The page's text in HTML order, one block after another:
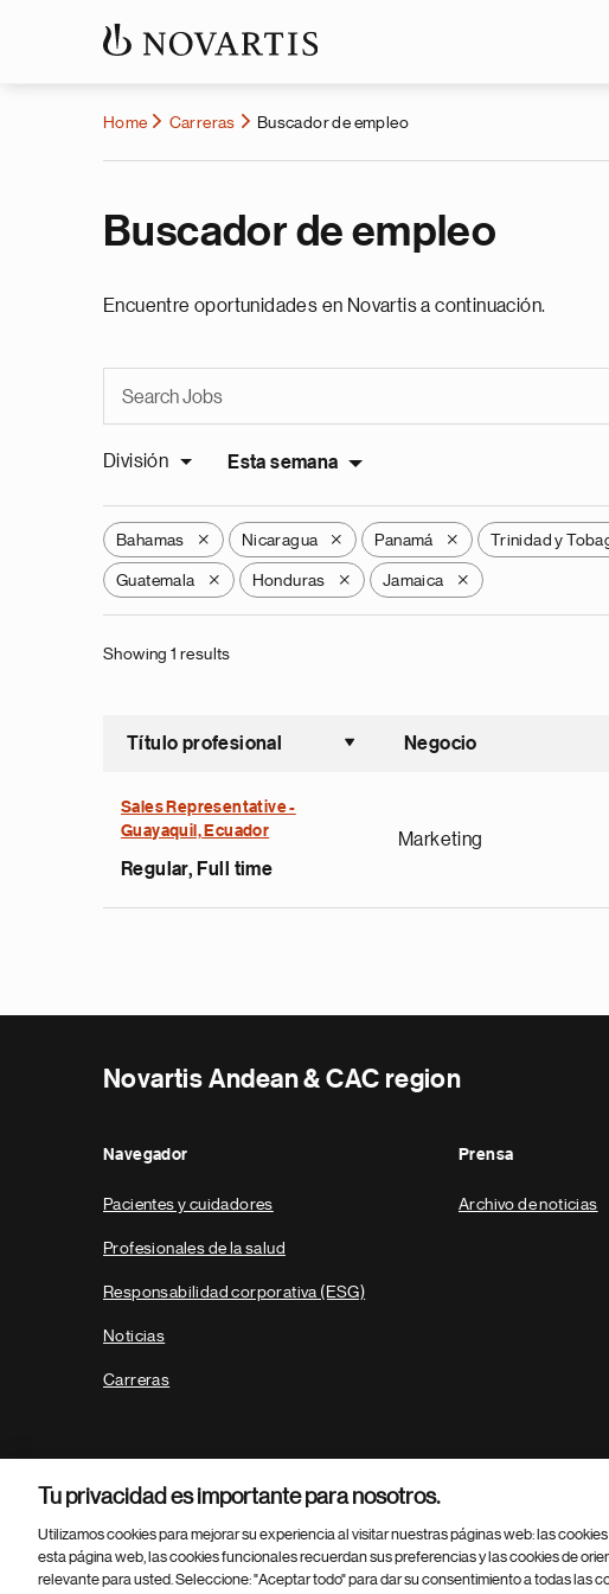
Home Carreras Buscador de empleo
Buscador de empleo
Encuentre oportunidades en Novartis a continuación.
División Esta semana
Bahamas X Nicaragua X Panamá X Trinidad y
Guatemala X Honduras X Jamaica X
Showing 1 results
Título profesional
Ordenar
Negocio
Sales Representative -
Guayaquil, Ecuador
Regular, Full time
Marketing
Novartis Andean & CAC region
Navegador
Pacientes y cuidadores
Profesionales de la salud
Responsabilidad corporativa (ESG)
Noticias
Carreras
Prensa
Archivo de noticias
Parte
© 2026 Novartis AG
Tu privacidad es importante para nosotros.
Utilizamos cookies para mejorar su experiencia al visitar nuestras páginas web: las
esta página web, las cookies funcionales recuerdan sus preferencias y las cookies de
relevante para usted. Seleccione: "Aceptar todo" para dar su consentimiento a todas las